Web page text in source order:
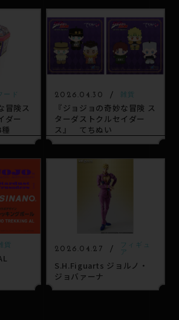
スで発
ード
冒険ス
ダー
2026.04.30 雑貨
『ジョジョの奇妙な冒険 ス
ターダストクルセイダー
ス』 てちぬい
貨 2026.04.27
フィギュ
ア
S.H.Figuarts ジョルノ・
ジョバァーナ